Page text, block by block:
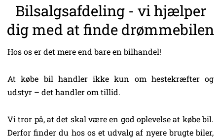
Bilsalgsafdeling - vi hjælper
dig med at finde drømmebilen
Hos os er det mere end bare en bilhandel!
At købe bil handler ikke kun om hestekræfter og
udstyr – det handler om tillid.
Vi tror på, at det skal være en god oplevelse at købe bil.
Derfor finder du hos os et udvalg af nyere brugte biler,